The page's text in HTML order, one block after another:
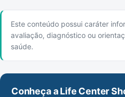
Este conteúdo possui caráter
avaliação, diagnóstico ou
saúde.
Conheça a Life Center